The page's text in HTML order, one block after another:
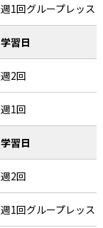
週1回グループレッス
学習日
週2回
週1回
学習日
週2回
週1回グループレッス